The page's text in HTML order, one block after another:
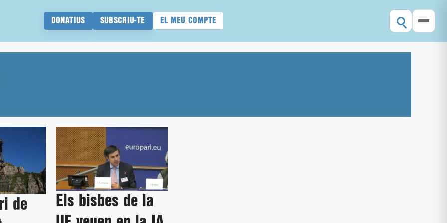
DONATIUS SUBSCRIU-TE EL MEU COMPTE
de
Els bisbes de la